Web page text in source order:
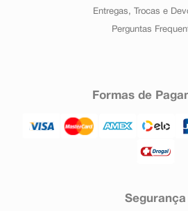
Entregas, Trocas e
Perguntas
Formas de
Segurança